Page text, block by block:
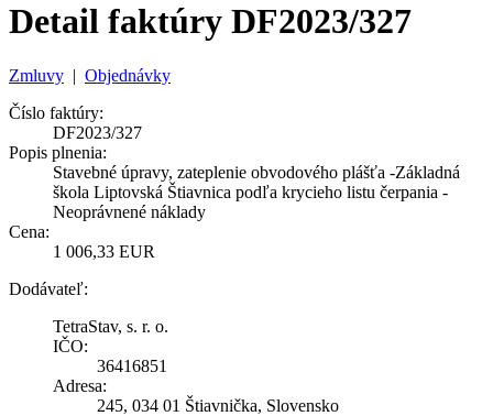
Detail faktúry DF2023/327
Zmluvy | Objednávky
Číslo faktúry:
DF2023/327
Popis plnenia:
Stavebné úpravy, zateplenie obvodového plášťa -Základná
škola Liptovská Štiavnica podľa krycieho listu čerpania -
Neoprávnené náklady
Cena:
1 006,33 EUR
Dodávateľ:
TetraStav, s. r. o.
IČO:
36416851
Adresa:
245, 034 01 Štiavnička, Slovensko